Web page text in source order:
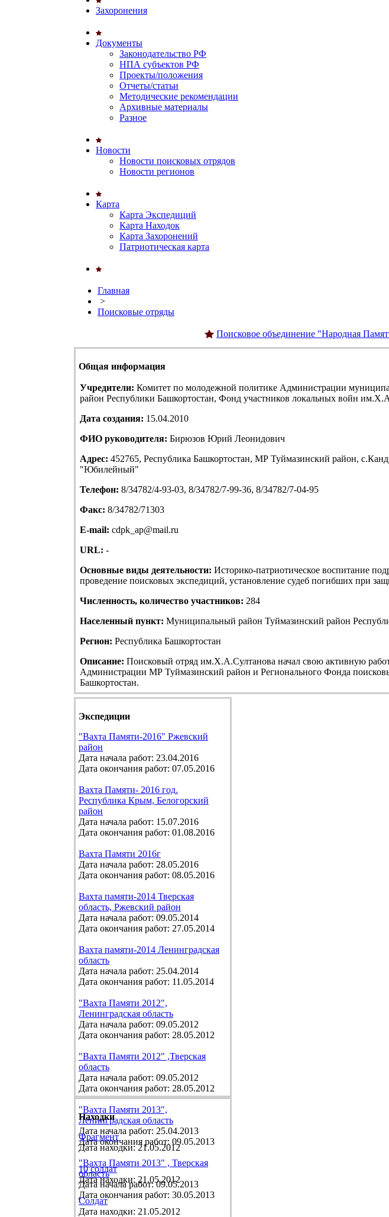
Захоронения
Документы
Законодательство РФ
НПА субъектов РФ
Проекты/положения
Отчеты/статьи
Методические рекомендации
Архивные материалы
Разное
Новости
Новости поисковых отрядов
Новости регионов
Карта
Карта Экспедиций
Карта Находок
Карта Захоронений
Патриотическая карта
Главная
>
Поисковые отряды
Поисковое объединение "Народная
Общая информация
Учредители: Комитет по молодежной политике Администрации
район Республики Башкортостан, Фонд участников локальных войн
Дата создания: 15.04.2010
ФИО руководителя: Бирюзов Юрий Леонидович
Адрес: 452765, Республика Башкортостан, МР Туймазинский район,
"Юбилейный"
Телефон: 8/34782/4-93-03, 8/34782/7-99-36, 8/34782/7-04-95
Факс: 8/34782/71303
E-mail: cdpk_ap@mail.ru
URL: -
Основные виды деятельности: Историко-патриотическое воспитание
проведение поисковых экспедиций, установление судеб погибших при
Численность, количество участников: 284
Населенный пункт: Муниципальный район Туймазинский район
Регион: Республика Башкортостан
Описание: Поисковый отряд им.Х.А.Султанова начал свою активную
Администрации МР Туймазинский район и Регионального Фонда
Башкортостан.
Экспедиции
"Вахта Памяти-2016" Ржевский
район
Дата начала работ: 23.04.2016
Дата окончания работ: 07.05.2016
Вахта Памяти- 2016 год.
Республика Крым, Белогорский
район
Дата начала работ: 15.07.2016
Дата окончания работ: 01.08.2016
Вахта Памяти 2016г
Дата начала работ: 28.05.2016
Дата окончания работ: 08.05.2016
Вахта памяти-2014 Тверская
область, Ржевский район
Дата начала работ: 09.05.2014
Дата окончания работ: 27.05.2014
Вахта памяти-2014 Ленинградская
область
Дата начала работ: 25.04.2014
Дата окончания работ: 11.05.2014
"Вахта Памяти 2012",
Ленинградская область
Дата начала работ: 09.05.2012
Дата окончания работ: 28.05.2012
"Вахта Памяти 2012" ,Тверская
область
Дата начала работ: 09.05.2012
Дата окончания работ: 28.05.2012
"Вахта Памяти 2013",
Ленинградская область
Дата начала работ: 25.04.2013
Дата окончания работ: 09.05.2013
"Вахта Памяти 2013" , Тверская
область
Дата начала работ: 09.05.2013
Дата окончания работ: 30.05.2013
Находки
Фрагмент
Дата находки: 21.05.2012
10 солдат
Дата находки: 21.05.2012
Солдат
Дата находки: 21.05.2012